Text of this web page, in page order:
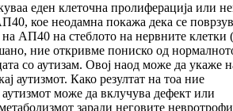
еден клеточна проли­фе­рација или
кое неодамна покажа дека се
АП40 на стеблото на нерв­ни­те клетки
ние откривме по­нис­ко од
со ау­тизам. Овој наод може да укаже
аутизмот. Како резултат на тоа ние
може да вклучува дефект или
заради неговите